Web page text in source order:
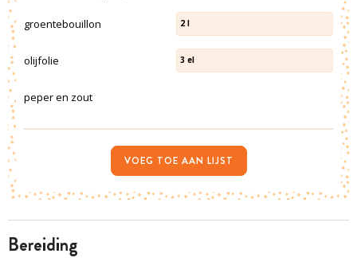
bereiding
groentebouillon 2 l
olijfolie 3 el
peper en zout
VOEG TOE AAN LIJST